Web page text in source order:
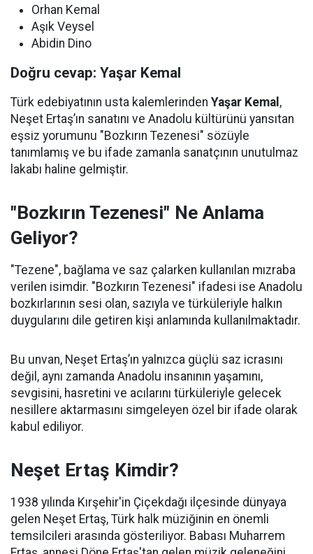
Orhan Kemal
Aşık Veysel
Abidin Dino
Doğru cevap: Yaşar Kemal
Türk edebiyatının usta kalemlerinden Yaşar Kemal ,
Neşet Ertaş’ın sanatını ve Anadolu kültürünü yansıtan
eşsiz yorumunu "Bozkırın Tezenesi" sözüyle
tanımlamış ve bu ifade zamanla sanatçının unutulmaz
lakabı haline gelmiştir.
"Bozkırın Tezenesi" Ne Anlama
Geliyor?
"Tezene", bağlama ve saz çalarken kullanılan mızraba
verilen isimdir. "Bozkırın Tezenesi" ifadesi ise Anadolu
bozkırlarının sesi olan, sazıyla ve türküleriyle halkın
duygularını dile getiren kişi anlamında kullanılmaktadır.
Bu unvan, Neşet Ertaş’ın yalnızca güçlü saz icrasını
değil, aynı zamanda Anadolu insanının yaşamını,
sevgisini, hasretini ve acılarını türküleriyle gelecek
nesillere aktarmasını simgeleyen özel bir ifade olarak
kabul ediliyor.
Neşet Ertaş Kimdir?
1938 yılında Kırşehir'in Çiçekdağı ilçesinde dünyaya
gelen Neşet Ertaş, Türk halk müziğinin en önemli
temsilcileri arasında gösteriliyor. Babası Muharrem